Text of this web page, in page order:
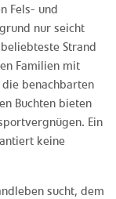
Fels- und
nur seicht
Strand
Familien mit
benachbarten
Buchten bieten
Ein
keine
sucht, dem